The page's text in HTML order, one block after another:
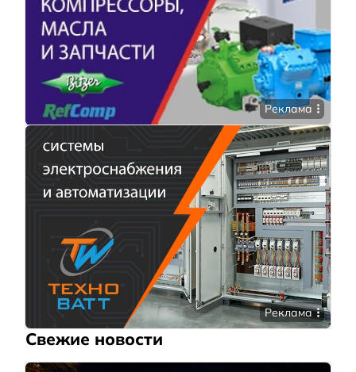
Реклама
Реклама
Свежие новости